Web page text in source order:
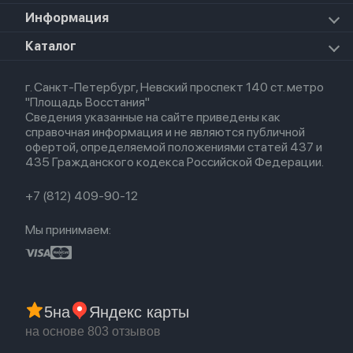
iPad Pro 11 M5 (2025)
Apple Watch Series 8
Apple Watch SE 2022
Airpods Pro
Airpods 3
Airpods (1-е)
EarPods
Apple TV
HomePod 2
Для iPhone
Для Macbook
Информация
О магазине
Политика конфиденциальности
Оплата и доставка
Партнерская программа
Гарантия
Обмен и возврат
Бонусы
Каталог
Новые поступления
Популярное
Акции
г. Санкт-Петербург, Невский проспект 140 ст. метро
"Площадь Восстания"
Сведения указанные на сайте приведены как
справочная информация и не являются публичной
офертой, определяемой положениями статей 437 и
435 Гражданского кодекса Российской Федерации.
+7 (812) 409-90-12
Мы принимаем:
5на Яндекс карты
на основе 803 отзывов